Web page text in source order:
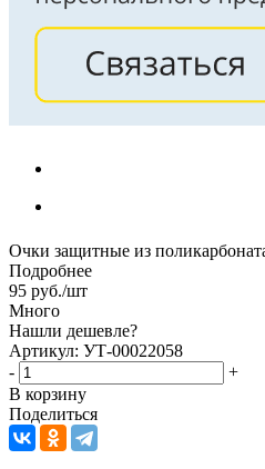
Очки защитные из
Подробнее
95 руб./шт
Много
Нашли дешевле?
Артикул: УТ-00022058
-
+
В корзину
Поделиться